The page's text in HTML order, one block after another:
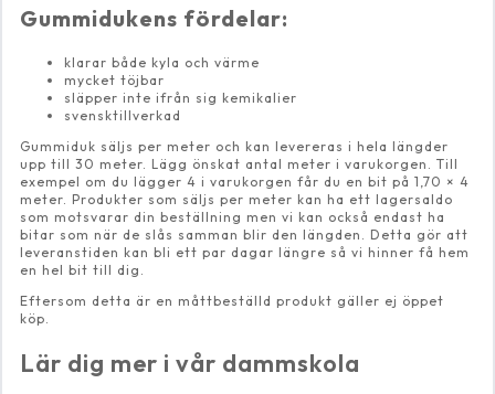
Gummidukens fördelar:
klarar både kyla och värme
mycket töjbar
släpper inte ifrån sig kemikalier
svensktillverkad
Gummiduk säljs per meter och kan levereras i hela längder
upp till 30 meter. Lägg önskat antal meter i varukorgen. Till
exempel om du lägger 4 i varukorgen får du en bit på 1,70 × 4
meter. Produkter som säljs per meter kan ha ett lagersaldo
som motsvarar din beställning men vi kan också endast ha
bitar som när de slås samman blir den längden. Detta gör att
leveranstiden kan bli ett par dagar längre så vi hinner få hem
en hel bit till dig.
Eftersom detta är en måttbeställd produkt gäller ej öppet
köp.
Lär dig mer i vår dammskola